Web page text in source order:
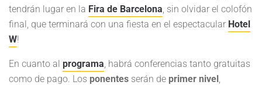
tendrán lugar en la Fira de Barcelona, sin olvidar el colofón
final, que terminará con una fiesta en el espectacular Hotel
W!
En cuanto al programa, habrá conferencias tanto gratuitas
como de pago. Los ponentes serán de primer nivel,